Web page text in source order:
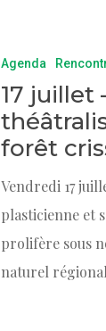
Agenda
17 juillet
forêt
Vendredi 17
plasticienne et
prolifère sous
naturel